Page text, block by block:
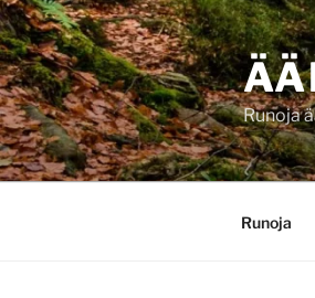
Siirry
sisältöön
Runoja
Runoja